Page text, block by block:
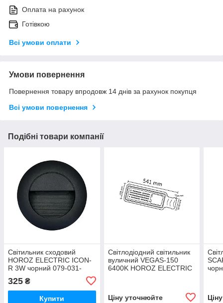
Оплата на рахунок
Готівкою
Всі умови оплати
Умови повернення
Повернення товару впродовж 14 днів за рахунок покупця
Всі умови повернення
Подібні товари компанії
Світильник сходовий
HOROZ ELECTRIC ICON-
R 3W чорний 079-031-
325 ₴
Купити
Світлодіодний світильник
вуличний VEGAS-150
6400K HOROZ ELECTRIC
Ціну уточнюйте